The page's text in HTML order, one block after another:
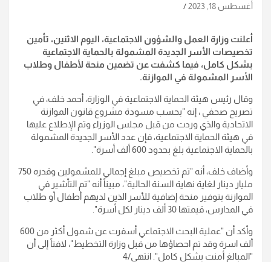
أغسطس 18, 2023
أعلنت وزارة العمل والشؤون الاجتماعية، اليوم الاثنين، تأمين
تخصيصات الأسر الجديدة المشمولة بالحماية الاجتماعية
بشكل كامل، فيما كشفت عن تضمين منحة لأطفال وطلاب
الأسر المشمولة في الموازنة.
وقال رئيس هيئة الحماية الاجتماعية في الوزارة، أحمد خلف، في
تصريح صحفي ، إنه "بحسب مسودة مشروع قانون الموازنة
الاتحادية والذي وردت من قبل مجلس الوزراء وتم الإطلاع عليها
في هيئة الحماية الاجتماعية، فإن عدد الأسر الجديدة المشمولة
بالحماية الاجتماعية بلغ بحدود 600 ألف أسرة".
وأضاف خلف، أنه "تم تخصيص مبلغ إجمالي للمشمولين وقدره 750
مليار دينار لغاية نهاية السنة الحالية"، مبيناً أنه "تم التأشير في
الموازنة بتوفير منحة إضافية للأسر الذين لديهم أطفال أو طلاب
في المدارس، قيمتها 30 ألف دينار لكل أسرة".
وأكد أن "عملية البحث الاجتماعي أسفرت عن شمول أكثر من 600
ألف اسرة وقد تم احصاؤها من قبل وزارة التخطيط"، لافتاً إلى أن
"المبالغ أمنت بشكل كامل". انتهى/4